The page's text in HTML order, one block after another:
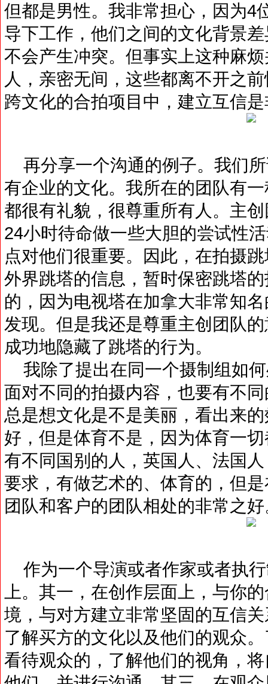
但都是男性。我非常担心，因为4
导下工作，他们之间的文化背景
不会产生冲突。但事实上这种麻
人，亲密无间，这些都离不开之
跨文化的合拍项目中，建立互信
再分享一个沟通的例子。我们
有企业的文化。我所在的团队有
都很有礼貌，很尊重所有人。主
24小时待命做一些大胆的尝试性
点对他们很重要。因此，在拍摄
外界跳塔的信息，暂时保密跳塔
的，因为电视塔在加拿大非常知
发现。但是我还是尊重主创团队
成功地隐藏了跳塔的行为。
我除了提出在同一个摄制组如
面对不同的拍摄内容，也要有不
总是想文化是不是美丽，看出来
好，但是体育不是，因为体育一
有不同国别的人，英国人、法国
要求，有做艺术的、体育的，但
团队和客户的团队相处的非常之
作为一个导演或者作家或者执
上。其一，在创作层面上，与你
境，与对方建立非常坚固的互信
了解买方的文化以及他们的观众
看待观众的，了解他们的视角，